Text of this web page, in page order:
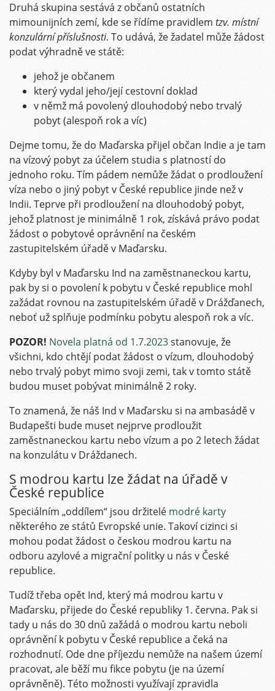
Druhá skupina sestává z občanů ostatních
mimounijních zemí, kde se řídíme pravidlem tzv. místní
konzulární příslušnosti. To udává, že žadatel může žádost
podat výhradně ve státě:
jehož je občanem
který vydal jeho/její cestovní doklad
v němž má povolený dlouhodobý nebo trvalý
pobyt (alespoň rok a víc)
Dejme tomu, že do Maďarska přijel občan Indie a je tam
na vízový pobyt za účelem studia s platností do
jednoho roku. Tím pádem nemůže žádat o prodloužení
víza nebo o jiný pobyt v České republice jinde než v
Indii. Teprve při prodloužení na dlouhodobý pobyt,
jehož platnost je minimálně 1 rok, získává právo podat
žádost o pobytové oprávnění na českém
zastupitelském úřadě v Maďarsku.
Kdyby byl v Maďarsku Ind na zaměstnaneckou kartu,
pak by si o povolení k pobytu v České republice mohl
zažádat rovnou na zastupitelském úřadě v Drážďanech,
neboť už splňuje podmínku pobytu alespoň rok a víc.
POZOR! Novela platná od 1.7.2023stanovuje, že
všichni, kdo chtějí podat žádost o vízum, dlouhodobý
nebo trvalý pobyt mimo svoji zemi, tak v tomto státě
budou muset pobývat minimálně 2 roky.
To znamená, že náš Ind v Maďarsku si na ambasádě v
Budapešti bude muset nejprve prodloužit
zaměstnaneckou kartu nebo vízum a po 2 letech žádat
na konzulátu v Dráždanech.
S modrou kartu lze žádat na úřadě v
České republice
Speciálním „oddílem“ jsou držitelé modré karty
některého ze států Evropské unie. Takoví cizinci si
mohou podat žádost o českou modrou kartu na
odboru azylové a migrační politky u nás v České
republice.
Tudíž třeba opět Ind, který má modrou kartu v
Maďarsku, přijede do České republiky 1. června. Pak si
tady u nás do 30 dnů zažádá o modrou kartu neboli
oprávnění k pobytu v České republice a čeká na
rozhodnutí. Ode dne příjezdu nemůže na našem území
pracovat, ale běží mu fikce pobytu (je na území
oprávněně). Této možnosti využívají zpravidla